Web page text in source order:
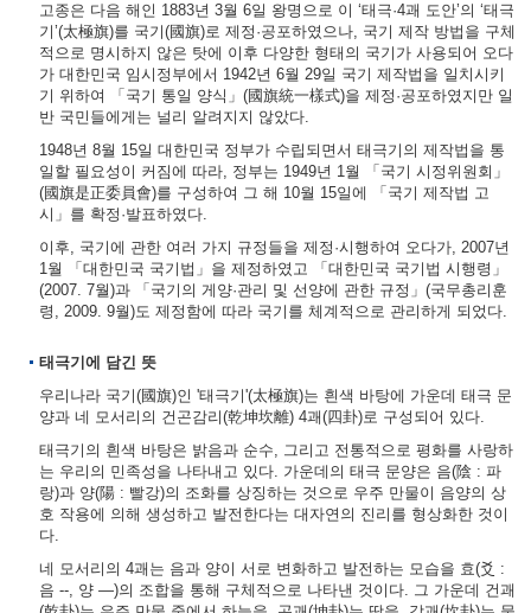
고종은 다음 해인 1883년 3월 6일 왕명으로 이 ‘태극·4괘 도안’의 ‘태극
기’(太極旗)를 국기(國旗)로 제정·공포하였으나, 국기 제작 방법을 구체
적으로 명시하지 않은 탓에 이후 다양한 형태의 국기가 사용되어 오다
가 대한민국 임시정부에서 1942년 6월 29일 국기 제작법을 일치시키
기 위하여 「국기 통일 양식」(國旗統一樣式)을 제정·공포하였지만 일
반 국민들에게는 널리 알려지지 않았다.
1948년 8월 15일 대한민국 정부가 수립되면서 태극기의 제작법을 통
일할 필요성이 커짐에 따라, 정부는 1949년 1월 「국기 시정위원회」
(國旗是正委員會)를 구성하여 그 해 10월 15일에 「국기 제작법 고
시」를 확정·발표하였다.
이후, 국기에 관한 여러 가지 규정들을 제정·시행하여 오다가, 2007년
1월 「대한민국 국기법」을 제정하였고 「대한민국 국기법 시행령」
(2007. 7월)과 「국기의 게양·관리 및 선양에 관한 규정」(국무총리훈
령, 2009. 9월)도 제정함에 따라 국기를 체계적으로 관리하게 되었다.
태극기에 담긴 뜻
우리나라 국기(國旗)인 '태극기'(太極旗)는 흰색 바탕에 가운데 태극 문
양과 네 모서리의 건곤감리(乾坤坎離) 4괘(四卦)로 구성되어 있다.
태극기의 흰색 바탕은 밝음과 순수, 그리고 전통적으로 평화를 사랑하
는 우리의 민족성을 나타내고 있다. 가운데의 태극 문양은 음(陰 : 파
랑)과 양(陽 : 빨강)의 조화를 상징하는 것으로 우주 만물이 음양의 상
호 작용에 의해 생성하고 발전한다는 대자연의 진리를 형상화한 것이
다.
네 모서리의 4괘는 음과 양이 서로 변화하고 발전하는 모습을 효(爻 :
음 --, 양 ―)의 조합을 통해 구체적으로 나타낸 것이다. 그 가운데 건괘